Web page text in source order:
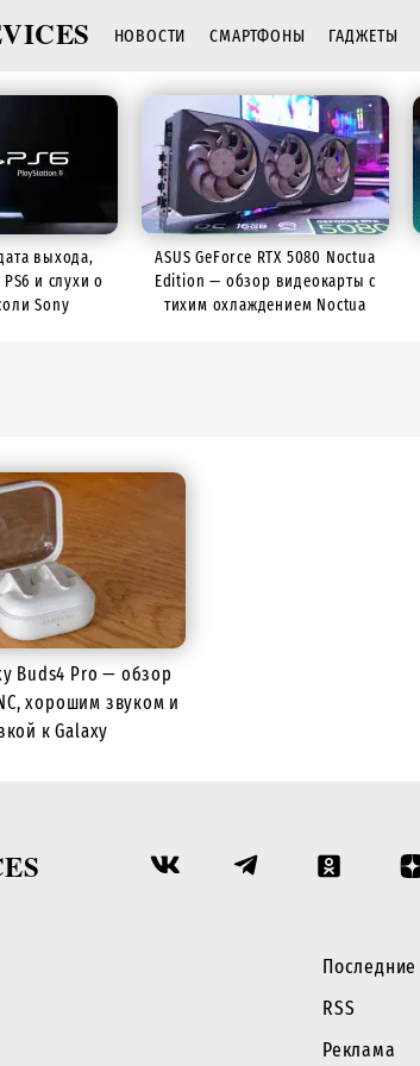
НОВОСТИ СМАРТФОНЫ ГАДЖЕТЫ
выхода,
и слухи о
Sony
ASUS GeForce RTX 5080 Noctua
Edition — обзор видеокарты с
тихим охлаждением Noctua
Buds4 Pro — обзор
хорошим звуком и
к Galaxy
RSS
Реклама